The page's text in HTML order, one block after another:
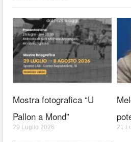
Mostra fotografica “U
Pallon a Mond”
29 Luglio 2026 21